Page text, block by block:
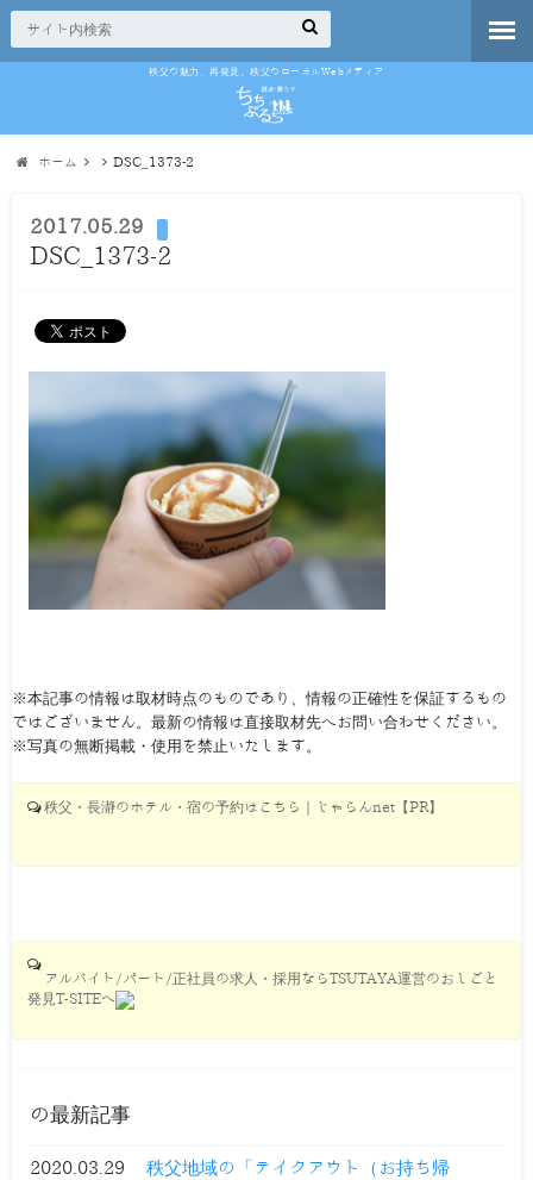
秩父の魅力、再発見。秩父のローカルWebメディア
ホーム DSC_1373-2
2017.05.29
DSC_1373-2
※本記事の情報は取材時点のものであり、情報の正確性を保証するもの
ではございません。最新の情報は直接取材先へお問い合わせください。
※写真の無断掲載・使用を禁止いたします。
秩父・長瀞のホテル・宿の予約はこちら｜じゃらんnet【PR】
アルバイト/パート/正社員の求人・採用ならTSUTAYA運営のおしごと
発見T-SITEへ
の最新記事
2020.03.29
秩父地域の「テイクアウト（お持ち帰